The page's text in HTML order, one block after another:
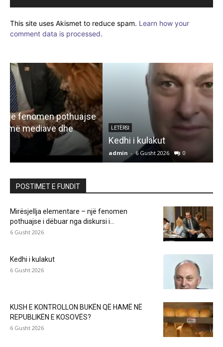
This site uses Akismet to reduce spam. Learn how your
comment data is processed.
LETËRSI
Kedhi i kulakut
6 Gusht 2026
POSTIMET E FUNDIT
Mirësjellja elementare – një fenomen
pothuajse i dëbuar nga diskursi i...
6 Gusht 2026
Kedhi i kulakut
6 Gusht 2026
KUSH E KONTROLLON BUKËN QË HAMË NË
REPUBLIKËN E KOSOVËS?
6 Gusht 2026